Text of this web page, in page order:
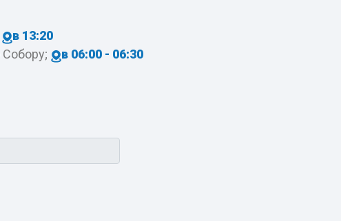
в 13:20
Собору;
в 06:00 - 06:30